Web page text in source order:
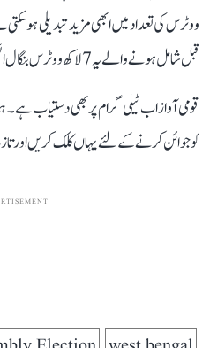
ووٹرس کی تعداد میں ابھی مزید تبدیلی ہو
قبل شامل ہونے والے یہ 7 لاکھ ووٹرس بنگال الیکشن کے نتائج پر کیا اثر ڈالتے ہیں۔
قومی آواز اب ٹیلی گرام پر بھی دستیاب
کو جوائن کرنے کے لئے یہاں کلک کریں اور